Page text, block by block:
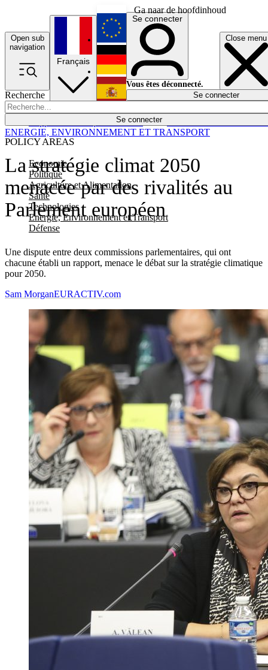
Ga naar de hoofdinhoud
Open sub
navigation
Close menu
Recherche
Se connecter
POLICY AREAS
Economie
Politique
Agriculture et Alimentation
Santé
Technologies
Energie, Environnement et Transport
Défense
Économie
Français
English
Deutsch
Español
Se connecter
Vous êtes déconnecté.
Se connecter
La stratégie climat 2050
menacée par des rivalités au
Parlement européen
Une dispute entre deux commissions parlementaires, qui ont
chacune établi un rapport, menace le débat sur la stratégie climatique
pour 2050.
ENERGIE, ENVIRONNEMENT ET TRANSPORT
Sam MorganEURACTIV.com